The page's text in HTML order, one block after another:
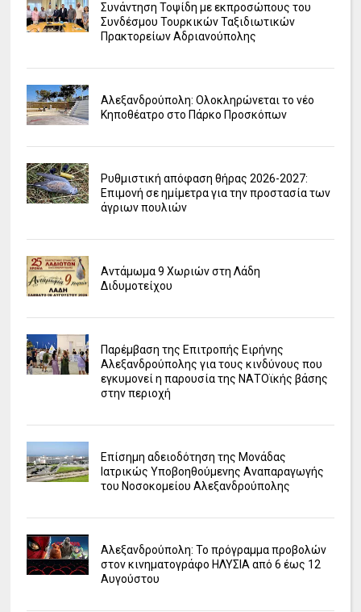
Συνάντηση Τοψίδη με εκπροσώπους του
Συνδέσμου Τουρκικών Ταξιδιωτικών
Πρακτορείων Αδριανούπολης
Αλεξανδρούπολη: Ολοκληρώνεται το νέο
Κηποθέατρο στο Πάρκο Προσκόπων
Ρυθμιστική απόφαση θήρας 2026-2027:
Επιμονή σε ημίμετρα για την προστασία των
άγριων πουλιών
Αντάμωμα 9 Χωριών στη Λάδη
Διδυμοτείχου
Παρέμβαση της Επιτροπής Ειρήνης
Αλεξανδρούπολης για τους κινδύνους που
εγκυμονεί η παρουσία της ΝΑΤΟϊκής βάσης
στην περιοχή
Επίσημη αδειοδότηση της Μονάδας
Ιατρικώς Υποβοηθούμενης Αναπαραγωγής
του Νοσοκομείου Αλεξανδρούπολης
Αλεξανδρούπολη: Το πρόγραμμα προβολών
στον κινηματογράφο ΗΛΥΣΙΑ από 6 έως 12
Αυγούστου